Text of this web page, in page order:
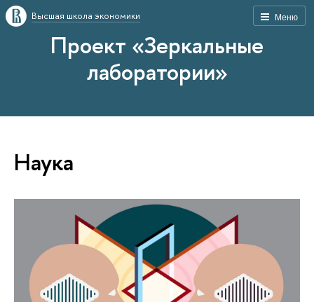
Меню
Высшая школа экономики
Проект «Зеркальные
лаборатории»
Наука